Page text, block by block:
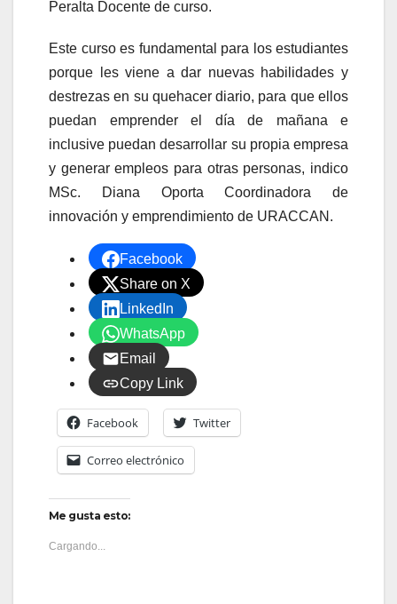
Peralta Docente de curso.
Este curso es fundamental para los estudiantes
porque les viene a dar nuevas habilidades y
destrezas en su quehacer diario, para que ellos
puedan emprender el día de mañana e
inclusive puedan desarrollar su propia empresa
y generar empleos para otras personas, indico
MSc. Diana Oporta Coordinadora de
innovación y emprendimiento de URACCAN.
Facebook
Share on X
LinkedIn
WhatsApp
Email
Copy Link
Facebook Twitter
Correo electrónico
Me gusta esto:
Cargando...